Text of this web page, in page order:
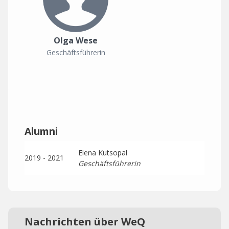
Olga Wese
Geschäftsführerin
Alumni
2019 - 2021
Elena Kutsopal
Geschäftsführerin
Nachrichten über WeQ